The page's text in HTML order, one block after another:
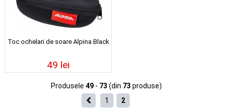
Toc ochelari de soare Alpina Black
49 lei
Produsele 49 - 73 (din 73 produse)
1
2